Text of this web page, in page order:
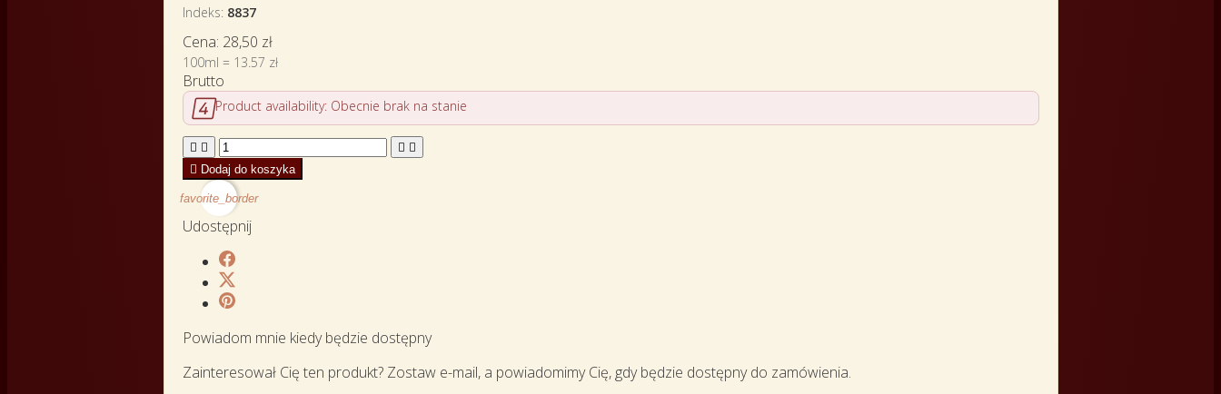
Indeks 8837
Cena: 28,50 zł
100ml = 13.57 zł
Brutto
Product availability: Obecnie brak na stanie
   
 Dodaj do koszyka
favorite_border
Udostępnij
Powiadom mnie kiedy będzie dostępny
Zainteresował Cię ten produkt? Zostaw e-mail, a powiadomimy Cię, gdy będzie dostępny do zamówienia.